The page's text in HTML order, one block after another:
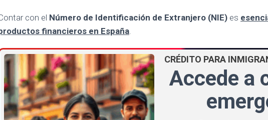
con el Número de Identificación de Extranjero (NIE) es
financieros en España.
CRÉDITO PARA
Accede a